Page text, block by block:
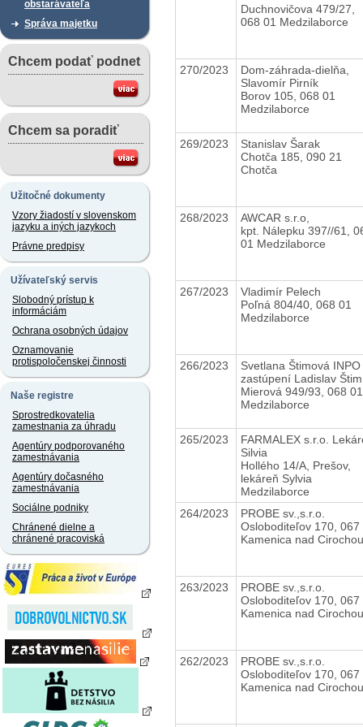
obstarávateľa
Správa majetku
Chcem podať podnet
Chcem sa poradiť
Užitočné dokumenty
Vzory žiadostí v slovenskom
jazyku a iných jazykoch
Právne predpisy
Užívateľský servis
Slobodný prístup k
informáciám
Ochrana osobných údajov
Oznamovanie
protispoločenskej činnosti
Naše registre
Sprostredkovatelia
zamestnania za úhradu
Agentúry podporovaného
zamestnávania
Agentúry dočasného
zamestnávania
Sociálne podniky
Chránené dielne a
chránené pracoviská
Duchnovičova 479/27,
068 01 Medzilaborce
270/2023
Dom-záhrada-dielňa,
Slavomír Pirník
Borov 105, 068 01
Medzilaborce
269/2023
Stanislav Šarak
Chotča 185, 090 21
Chotča
268/2023
AWCAR s.r.o,
kpt. Nálepku 397//61,
01 Medzilaborce
267/2023
Vladimír Pelech
Poľná 804/40, 068 01
Medzilaborce
266/2023
Svetlana Štimová INPO
zastúpení Ladislav
Mierová 949/93, 068 01
Medzilaborce
265/2023
FARMALEX s.r.o.
Silvia
Hollého 14/A, Prešov,
lekáreň Sylvia
Medzilaborce
264/2023
PROBE sv.,s.r.o.
Osloboditeľov 170, 067
Kamenica nad Cirochou
263/2023
PROBE sv.,s.r.o.
Osloboditeľov 170, 067
Kamenica nad Cirochou
262/2023
PROBE sv.,s.r.o.
Osloboditeľov 170, 067
Kamenica nad Cirochou